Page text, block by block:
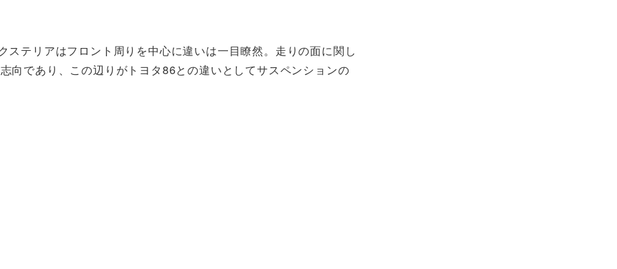
テリアはフロント周りを中心に違いは一目瞭然。走りの面に関し
向であり、この辺りがトヨタ86との違いとしてサスペンションの